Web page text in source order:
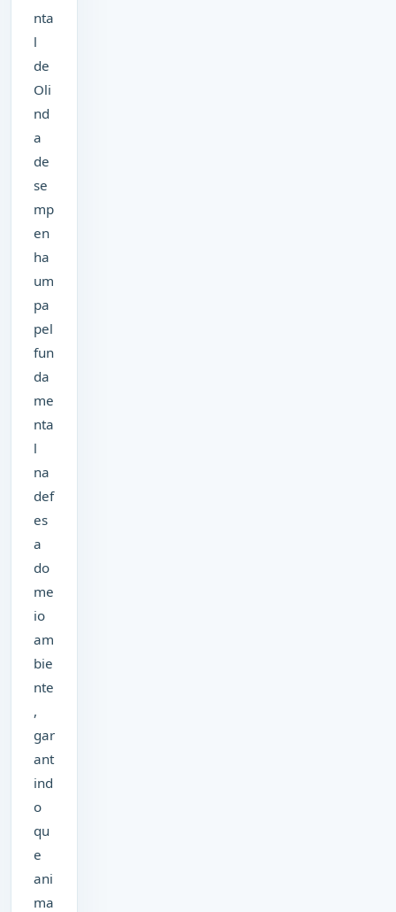
nta
l
de
Oli
nd
a
de
se
mp
en
ha
um
pa
pel
fun
da
me
nta
l
na
def
es
a
do
me
io
am
bie
nte
,
gar
ant
ind
o
qu
e
ani
ma